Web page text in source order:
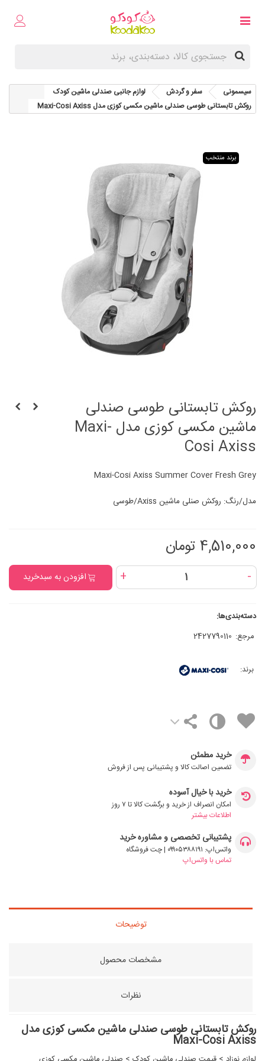
سیسمونی سفر و گردش
لوازم جانبی صندلی ماشین کودک
روکش تابستانی طوسی صندلی ماشین مکسی کوزی مدل Maxi-Cosi Axiss
برند منتخب
روکش تابستانی طوسی صندلی
ماشین مکسی کوزی مدل Maxi-
Cosi Axiss
Maxi-Cosi Axiss Summer Cover Fresh Grey
مدل/رنگ: روکش صنلی ماشین Axiss/طوسی
4,510,000 تومان
-
+ افزودن به سبدخرید
دسته‌بندی‌ها:
مرجع: 2427790110
برند:
خرید مطمئن
تضمین اصالت کالا و پشتیبانی پس از فروش
خرید با خیال آسوده
امکان انصراف از خرید و برگشت کالا تا ۷ روز
اطلاعات بیشتر
پشتیبانی تخصصی و مشاوره خرید
واتس‌اپ: ۰۹۹۰۵۳۸۸۱۹۱ | چت فروشگاه
تماس با واتس‌اپ
توضیحات
مشخصات محصول
نظرات
روکش تابستانی طوسی صندلی ماشین مکسی کوزی مدل
Maxi-Cosi Axiss